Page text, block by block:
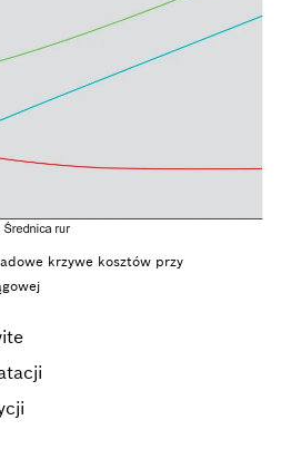
krzywe kosztów przy